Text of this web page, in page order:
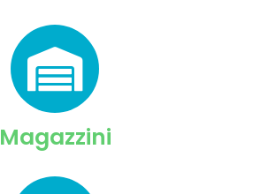
Magazzini